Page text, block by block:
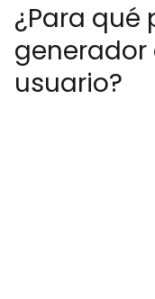
¿Para qué
generador
usuario?